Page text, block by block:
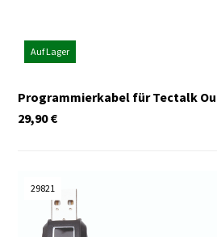
Auf Lager
Programmierkabel für Tectalk
€
29,90
29821